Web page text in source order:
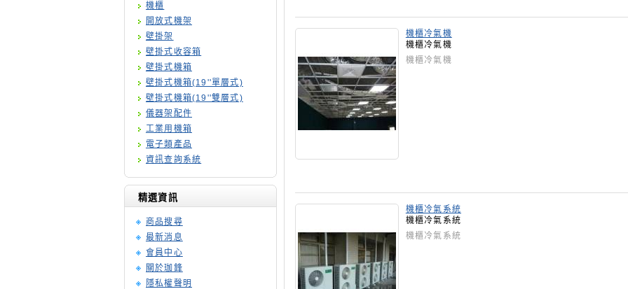
機櫃
開放式機架
壁掛架
壁掛式收容箱
壁掛式機箱
壁掛式機箱(19''單層式)
壁掛式機箱(19''雙層式)
儀器架配件
工業用機箱
電子類產品
資訊查詢系統
精選資訊
商品搜尋
最新消息
會員中心
關於珈鋒
隱私權聲明
機櫃冷氣機
機櫃冷氣機
機櫃冷氣機
機櫃冷氣系統
機櫃冷氣系統
機櫃冷氣系統